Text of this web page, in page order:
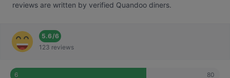
reviews are written by verified Quandoo diners.
5.6/6
123 reviews
6 80